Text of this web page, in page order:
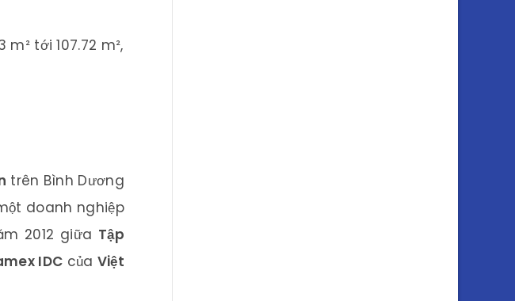
tới 107.72 m²,
trên Bình Dương
doanh nghiệp
2012 giữa Tập
IDC của Việt